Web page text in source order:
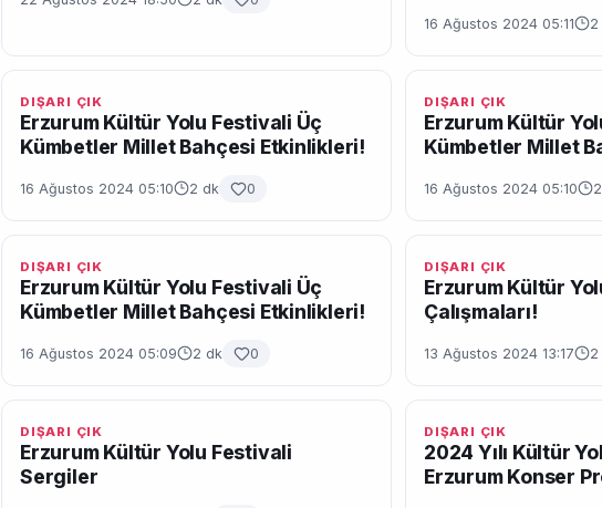
16 Ağustos 2024 05:11 2
DIŞARI ÇIK
Erzurum Kültür Yolu Festivali Üç
Kümbetler Millet Bahçesi Etkinlikleri!
16 Ağustos 2024 05:10 2 dk 0
DIŞARI ÇIK
Erzurum Kültür
Kümbetler Millet
16 Ağustos 2024 05:10
DIŞARI ÇIK
Erzurum Kültür Yolu Festivali Üç
Kümbetler Millet Bahçesi Etkinlikleri!
16 Ağustos 2024 05:09 2 dk 0
DIŞARI ÇIK
Erzurum Kültür
Çalışmaları!
13 Ağustos 2024 13:17 2
DIŞARI ÇIK
Erzurum Kültür Yolu Festivali
Sergiler
DIŞARI ÇIK
2024 Yılı Kültür
Erzurum Konser